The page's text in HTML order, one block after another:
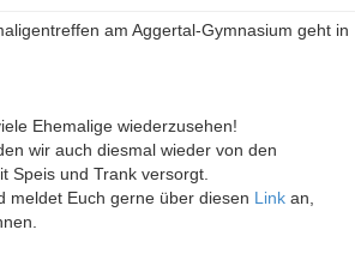
am Aggertal-Gymnasium geht in
Ehemalige wiederzusehen!
wir auch diesmal wieder von den
Speis und Trank versorgt.
meldet Euch gerne über diesen Link an,